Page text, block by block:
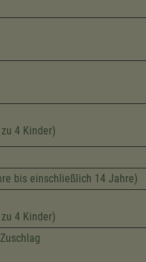
4 Kinder)
bis einschließlich 14 Jahre)
4 Kinder)